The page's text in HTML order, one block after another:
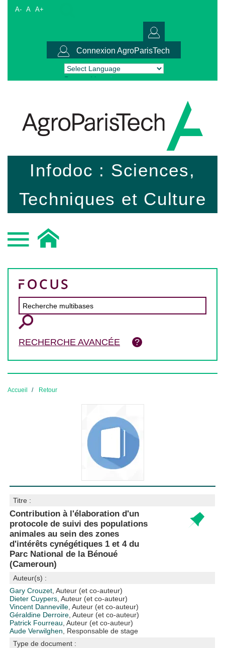
A- A A+
Connexion AgroParisTech
Powered by Translate
Infodoc : Sciences,
Techniques et Culture
RECHERCHE AVANCÉE
Accueil Retour
Titre :
Contribution à l'élaboration d'un
protocole de suivi des populations
animales au sein des zones
d'intérêts cynégétiques 1 et 4 du
Parc National de la Bénoué
(Cameroun)
Auteur(s) :
Gary Crouzet , Auteur (et co-auteur)
Dieter Cuypers , Auteur (et co-auteur)
Vincent Danneville , Auteur (et co-auteur)
Géraldine Derroire , Auteur (et co-auteur)
Patrick Fourreau , Auteur (et co-auteur)
Aude Verwilghen , Responsable de stage
Type de document :